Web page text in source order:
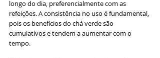
longo do dia, preferencialmente com as
refeições. A consistência no uso é fundamental,
pois os benefícios do chá verde são
cumulativos e tendem a aumentar com o
tempo.